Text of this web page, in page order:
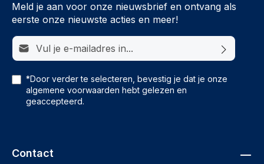
Meld je aan voor onze nieuwsbrief en ontvang als
eerste onze nieuwste acties en meer!
E-mailadres*
*Door verder te selecteren, bevestig je dat je onze
algemene voorwaarden hebt gelezen en
geaccepteerd.
Contact